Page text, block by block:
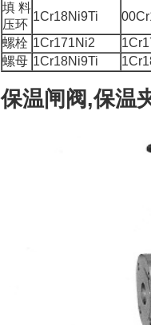
填料
压环
1Cr18Ni9Ti
螺栓 1Cr171Ni2
螺母 1Cr18Ni9Ti
保温闸阀,保温